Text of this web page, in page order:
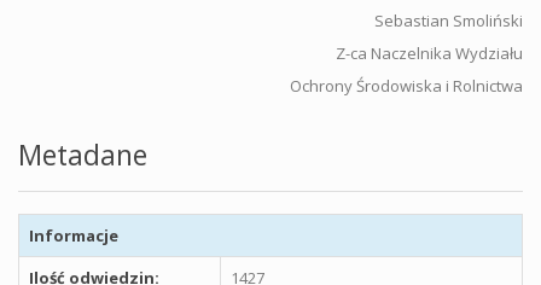
Sebastian Smoliński
Z-ca Naczelnika Wydziału
Ochrony Środowiska i Rolnictwa
Metadane
Informacje
Ilość odwiedzin:
1427